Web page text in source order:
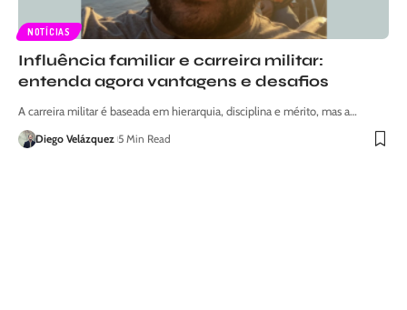
NOTÍCIAS
Influência familiar e carreira militar:
entenda agora vantagens e desafios
A carreira militar é baseada em hierarquia, disciplina e mérito, mas a…
Diego Velázquez 5 Min Read